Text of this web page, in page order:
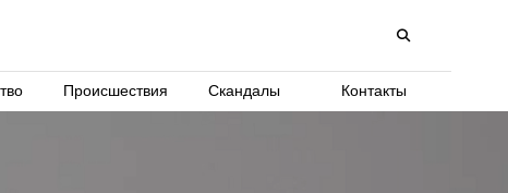
Происшествия Скандалы Контакты